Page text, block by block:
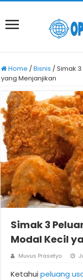
Home /Bisnis /Simak
yang Menjanjikan
Simak 3
Modal Kecil
Muvus Prasetyo
Ketahuipeluang